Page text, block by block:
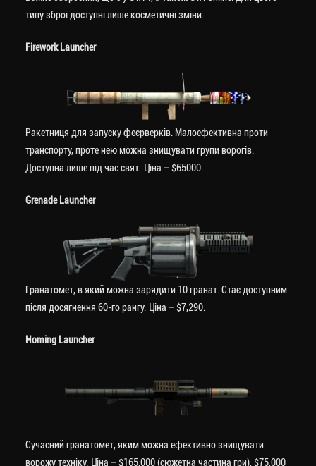
типу зброї доступні лише косметичні зміни.
Firework Launcher
Ракетниця для запуску феєрверків. Малоефективна проти
транспорту, проте нею можна знищувати групи ворогів.
Доступна лише під час свят. Ціна – $65000.
Grenade Launcher
Гранатомет, в який можна зарядити 10 гранат. Стає доступним
після досягнення 60-го рангу. Ціна – $7,290.
Homing Launcher
Сучасний гранатомет, яким можна ефективно знищувати
ворожу техніку. Ціна – $165,000 (сюжетна частина гри), $75,000